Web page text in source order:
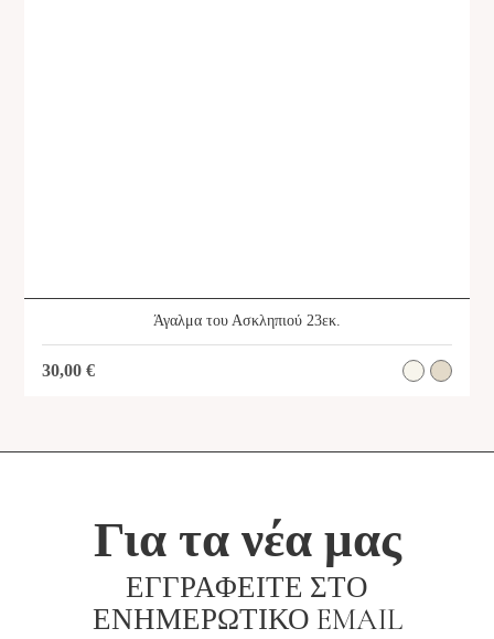
Άγαλμα του Ασκληπιού 23εκ.
30,00€
Για τα νέα μας
ΕΓΓΡΑΦΕΊΤΕ ΣΤΟ
ΕΝΗΜΕΡΩΤΙΚΌ EMAIL